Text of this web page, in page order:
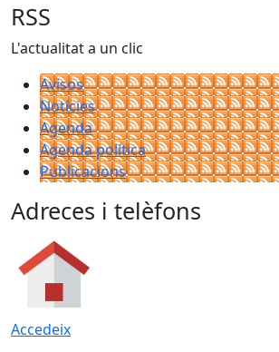
RSS
L'actualitat a un clic
Avisos
Notícies
Agenda
Agenda política
Publicacions
Adreces i telèfons
Accedeix